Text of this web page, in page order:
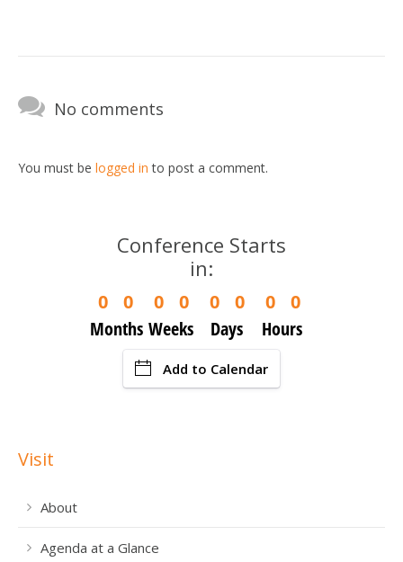
No comments
You must be logged in to post a comment.
Conference Starts
in:
0
0
Months
0
0
Weeks
0
0
Days
0
0
Hours
Add to Calendar
Visit
About
Agenda at a Glance